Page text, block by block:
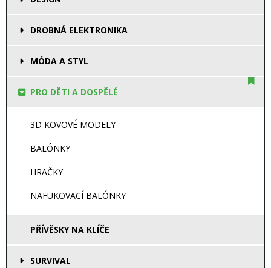
DROBNÁ ELEKTRONIKA
MÓDA A STYL
PRO DĚTI A DOSPĚLÉ
3D KOVOVÉ MODELY
BALÓNKY
HRAČKY
NAFUKOVACÍ BALÓNKY
PŘÍVĚSKY NA KLÍČE
SURVIVAL